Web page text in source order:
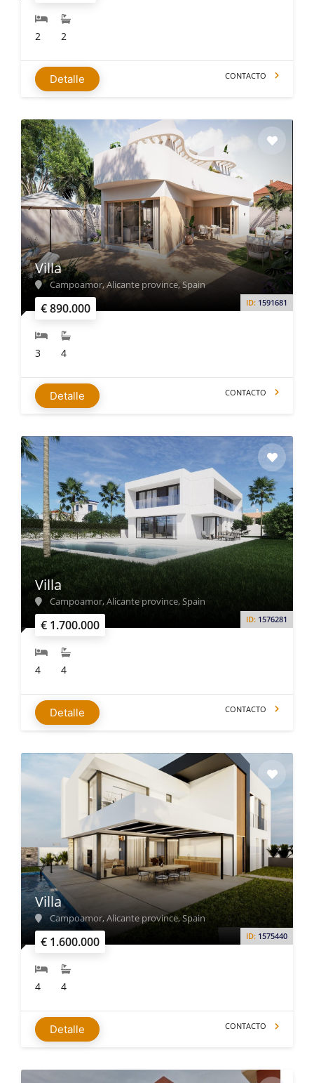
2 2
Detalle CONTACTO
€ 890.000 ID: 1591681
Villa
Campoamor, Alicante province, Spain
3 4
Detalle CONTACTO
€ 1.700.000 ID: 1576281
Villa
Campoamor, Alicante province, Spain
4 4
Detalle CONTACTO
€ 1.600.000 ID: 1575440
Villa
Campoamor, Alicante province, Spain
4 4
Detalle CONTACTO